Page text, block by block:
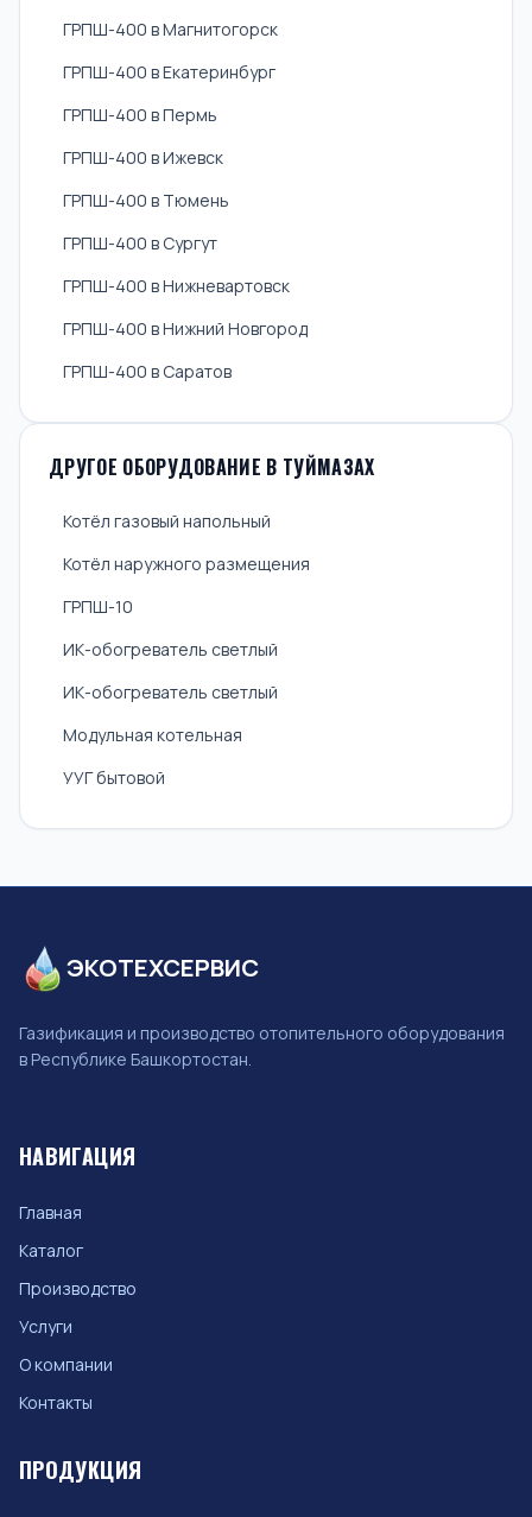
ГРПШ-400 в Магнитогорск
ГРПШ-400 в Екатеринбург
ГРПШ-400 в Пермь
ГРПШ-400 в Ижевск
ГРПШ-400 в Тюмень
ГРПШ-400 в Сургут
ГРПШ-400 в Нижневартовск
ГРПШ-400 в Нижний Новгород
ГРПШ-400 в Саратов
ДРУГОЕ ОБОРУДОВАНИЕ В ТУЙМАЗАХ
Котёл газовый напольный
Котёл наружного размещения
ГРПШ-10
ИК-обогреватель светлый
ИК-обогреватель светлый
Модульная котельная
УУГ бытовой
ЭКОТЕХСЕРВИС
Газификация и производство отопительного оборудования
в Республике Башкортостан.
НАВИГАЦИЯ
Главная
Каталог
Производство
Услуги
О компании
Контакты
ПРОДУКЦИЯ